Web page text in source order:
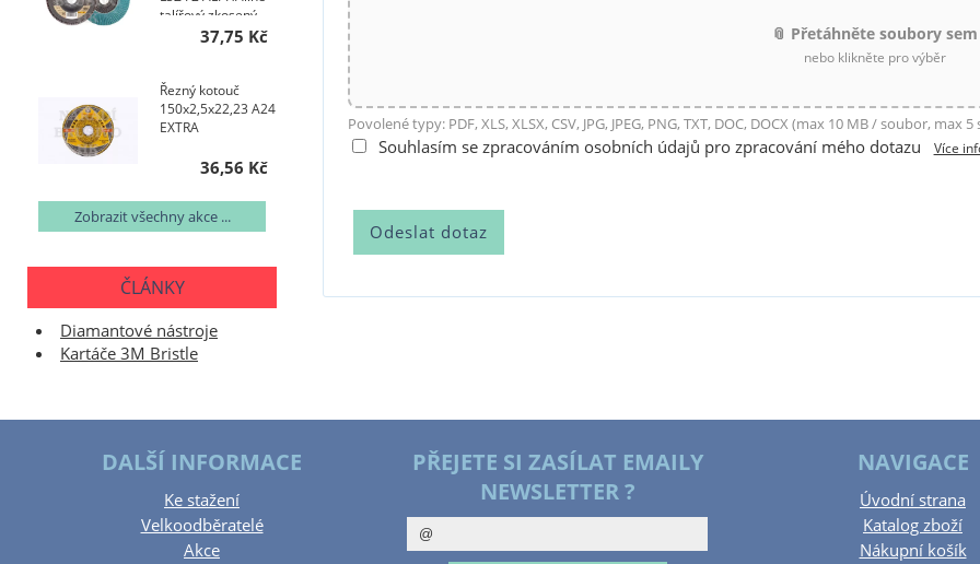
📎 Přetáhněte soubory sem
nebo klikněte pro výběr
Povolené typy: PDF, XLS, XLSX, CSV, JPG, JPEG, PNG, TXT, DOC, DOCX (max 10 MB / soubor, max
Souhlasím se zpracováním osobních údajů pro zpracování mého dotazu Více
talířový zkosený
AKCE NA 400 KS
37,75 Kč
Řezný kotouč
150x2,5x22,23 A24
EXTRA
36,56 Kč
Zobrazit všechny akce ...
ČLÁNKY
Diamantové nástroje
Kartáče 3M Bristle
DALŠÍ INFORMACE
Ke stažení
Velkoodběratelé
Akce
PŘEJETE SI ZASÍLAT EMAILY
NEWSLETTER ?
NAVIGACE
Úvodní strana
Katalog zboží
Nákupní košík